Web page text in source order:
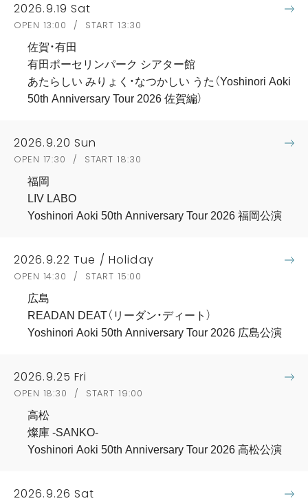
2026.9.19 Sat
OPEN 13:00 / START 13:30
佐賀・有田
有田ポーセリンパーク シアター館
あたらしい みりょく・なつかしい うた（Yoshinori Aoki
50th Anniversary Tour 2026 佐賀編）
2026.9.20 Sun
OPEN 17:30 / START 18:30
福岡
LIV LABO
Yoshinori Aoki 50th Anniversary Tour 2026 福岡公演
2026.9.22 Tue / Holiday
OPEN 14:30 / START 15:00
広島
READAN DEAT（リーダン・ディート）
Yoshinori Aoki 50th Anniversary Tour 2026 広島公演
2026.9.25 Fri
OPEN 18:30 / START 19:00
高松
燦庫 -SANKO-
Yoshinori Aoki 50th Anniversary Tour 2026 高松公演
2026.9.26 Sat